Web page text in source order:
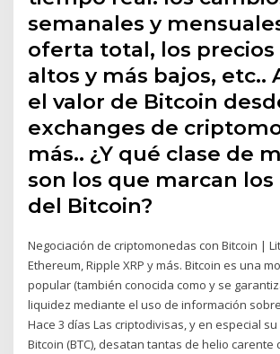
semanales y
oferta total, los precios
altos y más bajos, etc..
el valor de Bitcoin
exchanges de
más.. ¿Y qué clase de
son los que marcan los
del Bitcoin?
Negociación de criptomonedas con Bitcoin |
Ethereum, Ripple XRP y más. Bitcoin es una
popular (también conocida como y se
liquidez mediante el uso de información
Hace 3 días Las criptodivisas, y en especial
Bitcoin (BTC), desatan tantas de helio carente